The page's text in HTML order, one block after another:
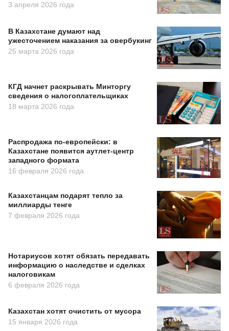
3 апреля 2026 года
В Казахстане думают над
ужесточением наказания за овербукинг
25 марта 2026 года
КГД начнет раскрывать Минторгу
сведения о налогоплательщиках
18 марта 2026 года
Распродажа по-европейски: в
Казахстане появится аутлет-центр
западного формата
16 февраля 2026 года
Казахстанцам подарят тепло за
миллиарды тенге
7 февраля 2026 года
Нотариусов хотят обязать передавать
информацию о наследстве и сделках
налоговикам
6 февраля 2026 года
Казахстан хотят очистить от мусора
15 января 2026 года